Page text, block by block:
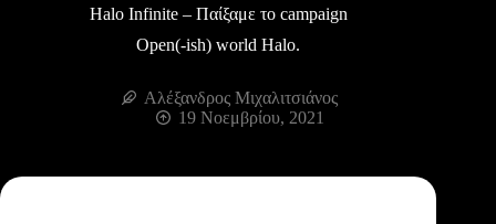
Halo Infinite – Παίξαμε το campaign
Open(-ish) world Halo.
Αλέξανδρος Μιχαλιτσιάνος
19 Νοεμβρίου, 2021